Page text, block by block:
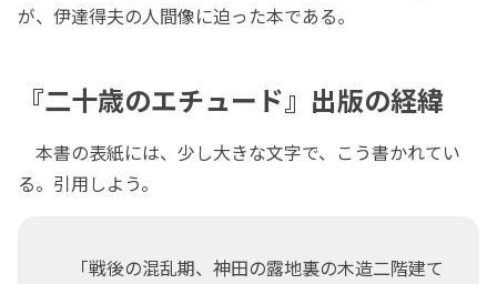
が、伊達得夫の人間像に迫った本である。
『二十歳のエチュード』出版の経緯
本書の表紙には、少し大きな文字で、こう書かれてい
る。引用しよう。
「戦後の混乱期、神田の露地裏の木造二階建て